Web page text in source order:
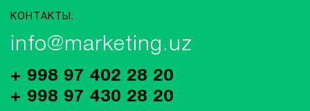
КОНТАКТЫ:
info@marketing.uz
+ 998 97 402 28 20
+ 998 97 430 28 20